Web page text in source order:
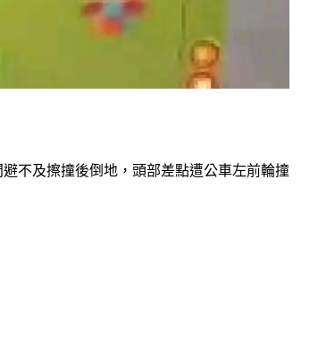
不及擦撞後倒地，頭部差點遭公車左前輪撞